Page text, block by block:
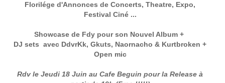
Florilége d'Annonces de Concerts, Theatre, Expo,
Festival Ciné ...
Showcase de Fdy pour son Nouvel Album +
DJ sets avec DdvrKk, Gkuts, Naornacho & Kurtbroken +
Open mic
Rdv le Jeudi 18 Juin au Cafe Beguin pour la Release à